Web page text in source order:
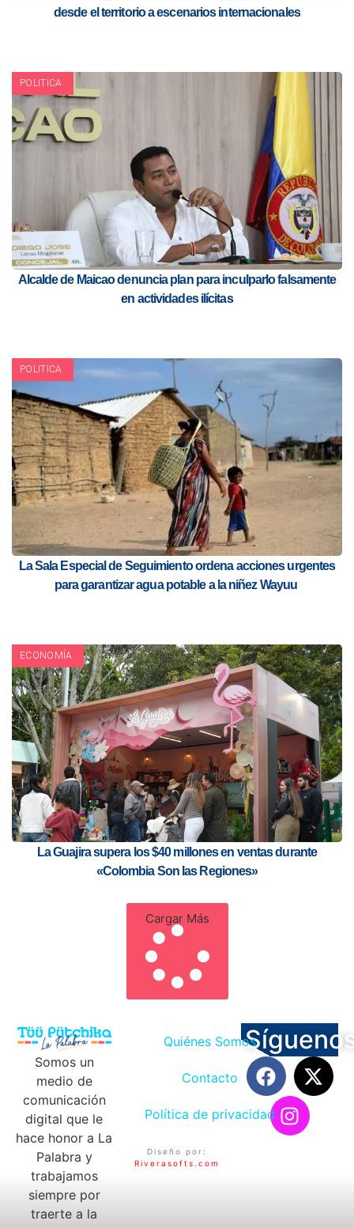
desde el territorio a escenarios internacionales
POLITICA
Alcalde de Maicao denuncia plan para inculparlo falsamente
en actividades ilícitas
POLITICA
La Sala Especial de Seguimiento ordena acciones urgentes
para garantizar agua potable a la niñez Wayuu
ECONOMÍA
La Guajira supera los $40 millones en ventas durante
«Colombia Son las Regiones»
Cargar Más
Somos un
medio de
comunicación
digital que le
hace honor a La
Palabra y
trabajamos
siempre por
traerte a la
Quiénes Somos
Contacto
Política de privacidad
Diseño por:
Riverasofts.com